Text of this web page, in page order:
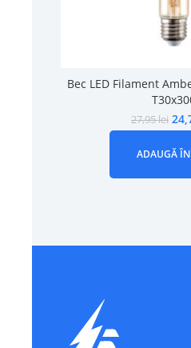
Bec LED Filament
27,95lei
ADAUGĂ ÎN